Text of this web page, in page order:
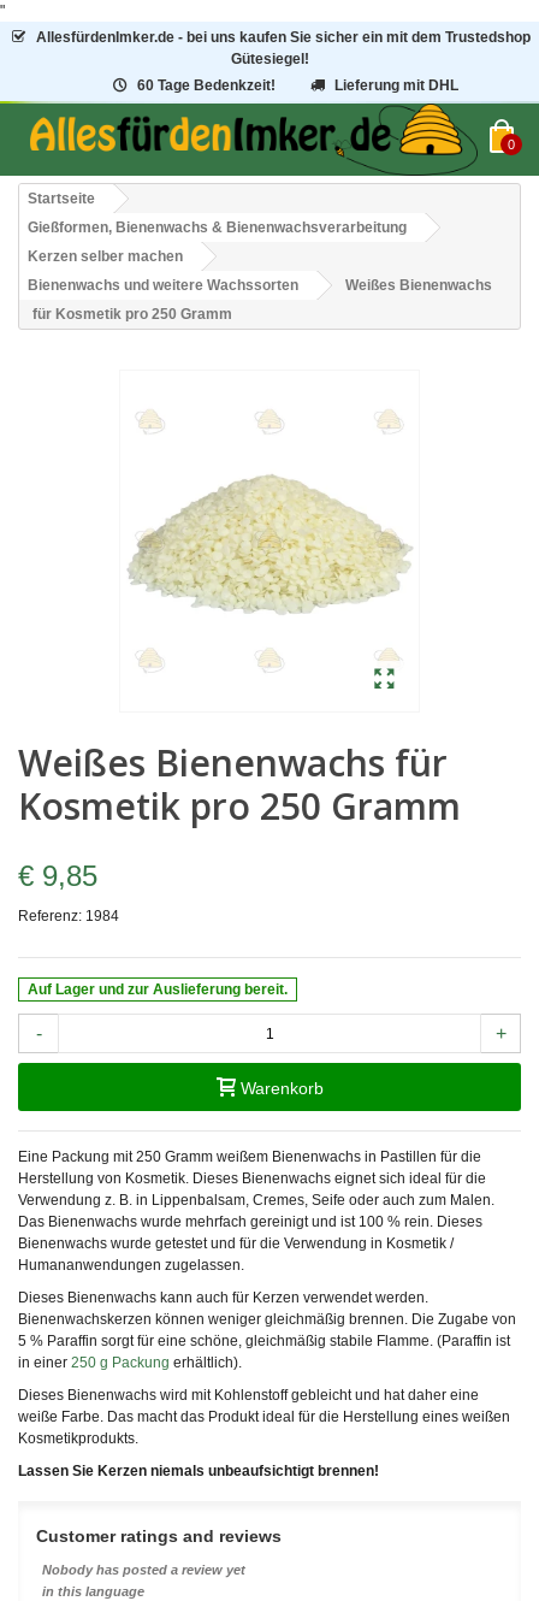
"
AllesfürdenImker.de - bei uns kaufen Sie sicher ein mit dem Trustedshop
Gütesiegel!
60 Tage Bedenkzeit!
Lieferung mit DHL
0
Startseite
Gießformen, Bienenwachs & Bienenwachsverarbeitung
Kerzen selber machen
Bienenwachs und weitere Wachssorten
Weißes Bienenwachs
für Kosmetik pro 250 Gramm
Weißes Bienenwachs für
Kosmetik pro 250 Gramm
€ 9,85
Referenz: 1984
Auf Lager und zur Auslieferung bereit.
- +
Warenkorb
Eine Packung mit 250 Gramm weißem Bienenwachs in Pastillen für die
Herstellung von Kosmetik. Dieses Bienenwachs eignet sich ideal für die
Verwendung z. B. in Lippenbalsam, Cremes, Seife oder auch zum Malen.
Das Bienenwachs wurde mehrfach gereinigt und ist 100 % rein. Dieses
Bienenwachs wurde getestet und für die Verwendung in Kosmetik /
Humananwendungen zugelassen.
Dieses Bienenwachs kann auch für Kerzen verwendet werden.
Bienenwachskerzen können weniger gleichmäßig brennen. Die Zugabe von
5 % Paraffin sorgt für eine schöne, gleichmäßig stabile Flamme. (Paraffin ist
in einer 250 g Packung erhältlich).
Dieses Bienenwachs wird mit Kohlenstoff gebleicht und hat daher eine
weiße Farbe. Das macht das Produkt ideal für die Herstellung eines weißen
Kosmetikprodukts.
Lassen Sie Kerzen niemals unbeaufsichtigt brennen!
Customer ratings and reviews
Nobody has posted a review yet
in this language